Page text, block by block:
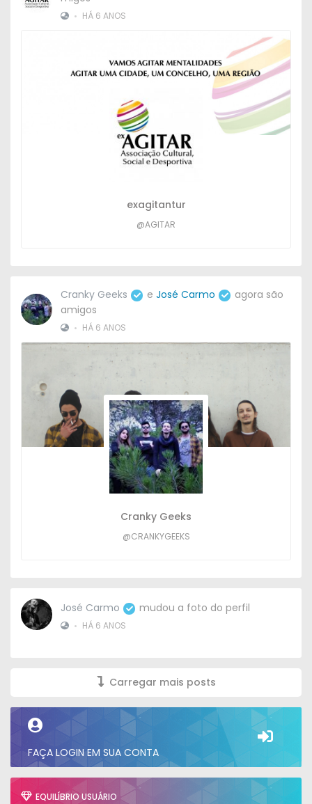
• HÁ 6 ANOS
exagitantur
@AGITAR
Cranky Geeks e José Carmo
agora são
amigos
• HÁ 6 ANOS
Cranky Geeks
@CRANKYGEEKS
José Carmo mudou a foto do perfil
• HÁ 6 ANOS
Carregar mais posts
FAÇA LOGIN EM SUA CONTA
EQUILÍBRIO USUÁRIO